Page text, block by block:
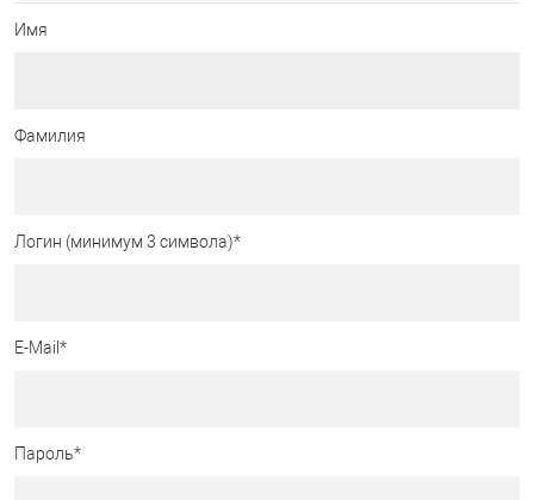
Имя
Фамилия
Логин (минимум 3 символа)*
E-Mail *
Пароль*